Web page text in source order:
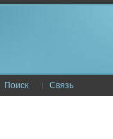
Поиск Связь